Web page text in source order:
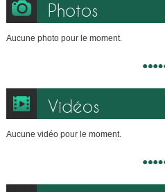
Photos
Aucune photo pour le moment.
Vidéos
Aucune vidéo pour le moment.